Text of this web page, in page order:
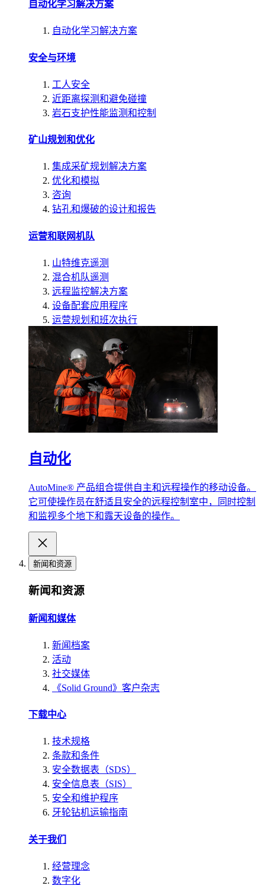
自动化学习解决方案
自动化学习解决方案
安全与环境
工人安全
近距离探测和避免碰撞
岩石支护性能监测和控制
矿山规划和优化
集成采矿规划解决方案
优化和模拟
咨询
钻孔和爆破的设计和报告
运营和联网机队
山特维克遥测
混合机队遥测
远程监控解决方案
设备配套应用程序
运营规划和班次执行
自动化
AutoMine® 产品组合提供自主和远程操作的移动设备。
它可使操作员在舒适且安全的远程控制室中，同时控制
和监视多个地下和露天设备的操作。
新闻和资源
新闻和资源
新闻和媒体
新闻档案
活动
社交媒体
《Solid Ground》客户杂志
下载中心
技术规格
条款和条件
安全数据表（SDS）
安全信息表（SIS）
安全和维护程序
牙轮钻机运输指南
关于我们
经营理念
数字化